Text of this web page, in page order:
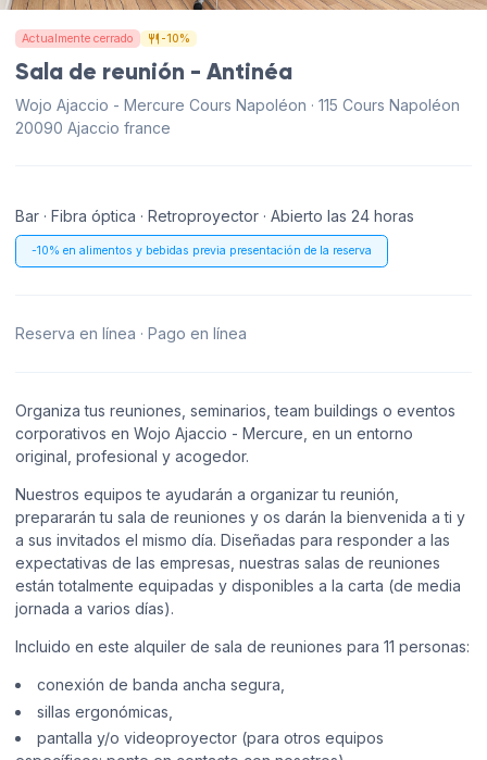
Actualmente cerrado -10%
Sala de reunión - Antinéa
Wojo Ajaccio - Mercure Cours Napoléon · 115 Cours Napoléon
20090 Ajaccio france
Bar · Fibra óptica · Retroproyector · Abierto las 24 horas
-10% en alimentos y bebidas previa presentación de la reserva
Reserva en línea · Pago en línea
Organiza tus reuniones, seminarios, team buildings o eventos
corporativos en Wojo Ajaccio - Mercure, en un entorno
original, profesional y acogedor.
Nuestros equipos te ayudarán a organizar tu reunión,
prepararán tu sala de reuniones y os darán la bienvenida a ti y
a sus invitados el mismo día. Diseñadas para responder a las
expectativas de las empresas, nuestras salas de reuniones
están totalmente equipadas y disponibles a la carta (de media
jornada a varios días).
Incluido en este alquiler de sala de reuniones para 11 personas:
conexión de banda ancha segura,
sillas ergonómicas,
pantalla y/o videoproyector (para otros equipos